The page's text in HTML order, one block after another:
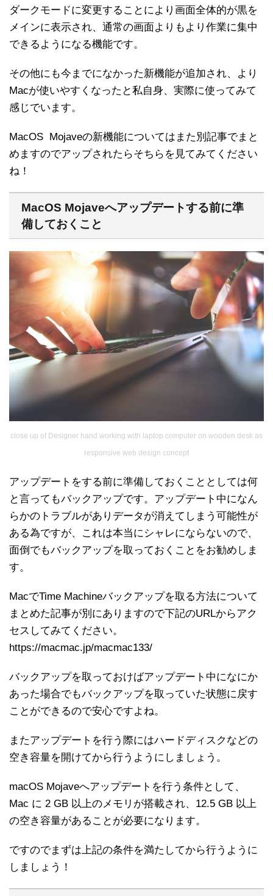
ダークモードに変更することにより画面全体的が黒を
メインに表示され、通常の画面よりもより作業に集中
できるようになる機能です。
その他にも今までになかった新機能が追加され、より
Macが使いやすくなったと私自身、実際に使ってみて
感じでいます。
MacOS Mojaveの新機能についてはまた別記事でまと
めますのでアップされたらそちらを見てみてください
ね！
MacOS Mojaveへアップデートする前に準
備しておくこと
close up of Designer hand working with laptop computer on wooden desk as
responsive web design concept
アップデートをする前に準備しておくこととしては何
と言ってもバックアップです。アップデート中になん
らかのトラブルがありデータが消えてしまう可能性が
ある為ですが、これは本当にシャレにならないので、
面倒でもバックアップを取っておくことをお勧めしま
す。
MacでTime Machineバックアップを取る方法について
まとめた記事が別にありますので下記のURLからアク
セスしてみてください。
https://macmac.jp/macmac133/
バックアップを取っておけばアップデート中になにか
あった場合でもバックアップを取っていた状態に戻す
ことができるので安心ですよね。
またアップデートを行う際にはハードディスクなどの
空き容量を開けてから行うようにしましょう。
macOS Mojaveへアップデートを行う条件として、
Mac に 2 GB 以上のメモリが搭載され、12.5 GB 以上
の空き容量があることが必要になります。
ですのでまずは上記の条件を満たしてから行うように
しましょう！